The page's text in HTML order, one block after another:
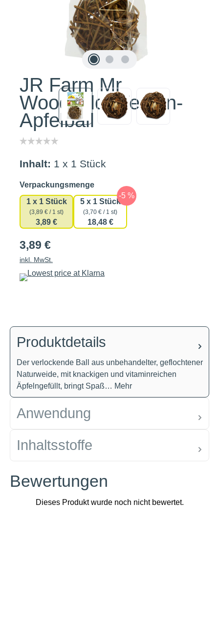
JR Farm Mr
Woodfield Weiden-
Apfelball
Inhalt: 1 x 1 Stück
Verpackungsmengeauswählen
1 x 1 Stück
(3,89 € / 1 st)
3,89 €
5 x 1 Stück
(3,70 € / 1 st)
18,48 €
3,89 €
inkl. MwSt.
Produktdetails
Der verlockende Ball aus unbehandelter, geflochtener
Naturweide, mit knackigen und vitaminreichen
Äpfelngefüllt, bringt Spaß… Mehr
Anwendung
Inhaltsstoffe
Bewertungen